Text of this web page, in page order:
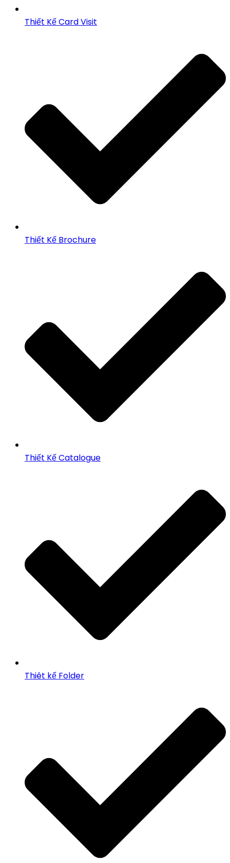
Thiết Kế Card Visit
Thiết Kế Brochure
Thiết Kế Catalogue
Thiêt kế Folder